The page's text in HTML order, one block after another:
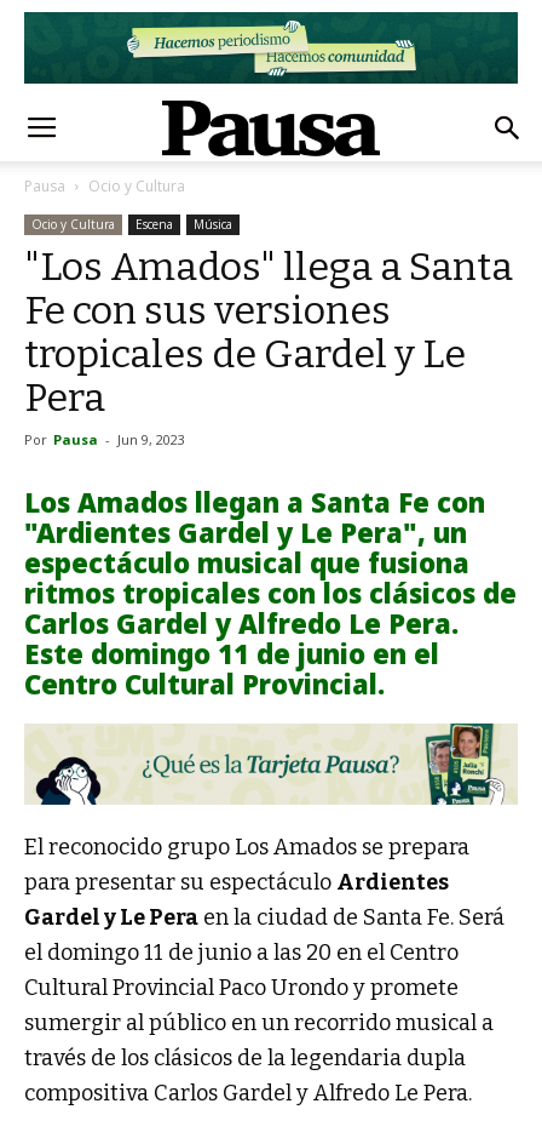
Pausa Ocio y Cultura
Ocio y Cultura Escena Música
"Los Amados" llega a Santa
Fe con sus versiones
tropicales de Gardel y Le
Pera
Por Pausa - Jun 9, 2023
Los Amados llegan a Santa Fe con
"Ardientes Gardel y Le Pera", un
espectáculo musical que fusiona
ritmos tropicales con los clásicos de
Carlos Gardel y Alfredo Le Pera.
Este domingo 11 de junio en el
Centro Cultural Provincial.
El reconocido grupo Los Amados se prepara
para presentar su espectáculo Ardientes
Gardel y Le Pera en la ciudad de Santa Fe. Será
el domingo 11 de junio a las 20 en el Centro
Cultural Provincial Paco Urondo y promete
sumergir al público en un recorrido musical a
través de los clásicos de la legendaria dupla
compositiva Carlos Gardel y Alfredo Le Pera.